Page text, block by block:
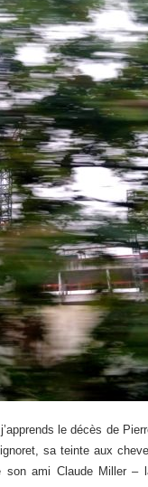
le décès de
sa teinte aux
son ami Claude Miller –